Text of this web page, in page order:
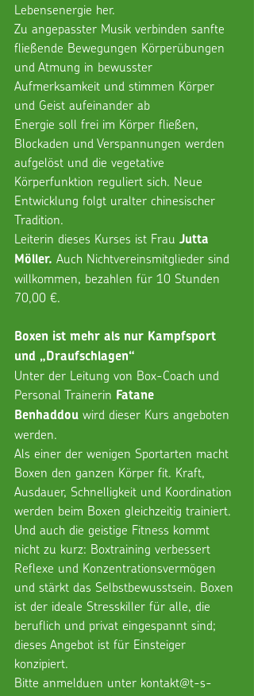
Lebensenergie her.
Zu angepasster Musik verbinden sanfte
fließende Bewegungen Körperübungen
und Atmung in bewusster
Aufmerksamkeit und stimmen Körper
und Geist aufeinander ab
Energie soll frei im Körper fließen,
Blockaden und Verspannungen werden
aufgelöst und die vegetative
Körperfunktion reguliert sich. Neue
Entwicklung folgt uralter chinesischer
Tradition.
Leiterin dieses Kurses ist Frau Jutta
Möller. Auch Nichtvereinsmitglieder sind
willkommen, bezahlen für 10 Stunden
70,00 €.
Boxen ist mehr als nur Kampfsport
und „Draufschlagen“
Unter der Leitung von Box-Coach und
Personal Trainerin Fatane
Benhaddou wird dieser Kurs angeboten
werden.
Als einer der wenigen Sportarten macht
Boxen den ganzen Körper fit. Kraft,
Ausdauer, Schnelligkeit und Koordination
werden beim Boxen gleichzeitig trainiert.
Und auch die geistige Fitness kommt
nicht zu kurz: Boxtraining verbessert
Reflexe und Konzentrationsvermögen
und stärkt das Selbstbewusstsein. Boxen
ist der ideale Stresskiller für alle, die
beruflich und privat eingespannt sind;
dieses Angebot ist für Einsteiger
konzipiert.
Bitte anmelduen unter kontakt@t-s-